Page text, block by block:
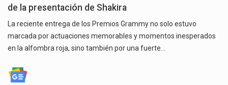
de la presentación de Shakira
La reciente entrega de los Premios Grammy no solo estuvo
marcada por actuaciones memorables y momentos inesperados
en la alfombra roja, sino también por una fuerte…